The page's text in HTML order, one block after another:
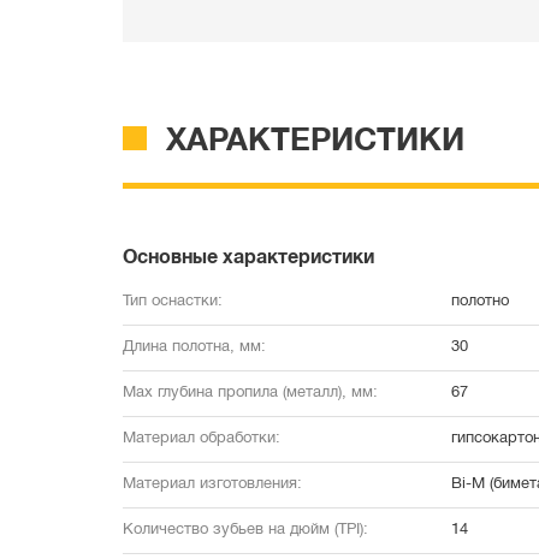
ХАРАКТЕРИСТИКИ
Основные характеристики
Тип оснастки: полотно
Длина полотна, мм: 30
Max глубина пропила (металл), мм: 67
Материал обработки:
Материал изготовления: Bi-M
Количество зубьев на дюйм (TPI): 14